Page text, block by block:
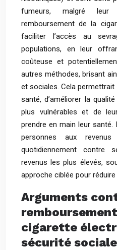
fumeurs, malgré leur
remboursement de la
faciliter l’accès au
populations, en leur
coûteuse et
autres méthodes, brisant
et sociales. Cela permettrait
santé, d’améliorer la
plus vulnérables et de
prendre en main leur
personnes aux
quotidiennement contre
revenus les plus élevés,
approche ciblée pour
Arguments
cigarette
sécurité sociale